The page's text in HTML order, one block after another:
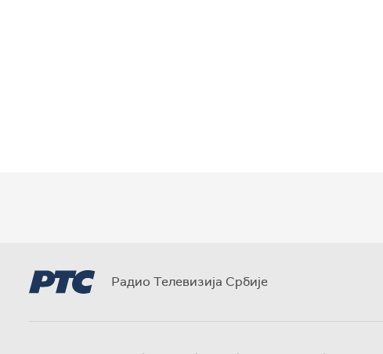
Радио Телевизија Србије